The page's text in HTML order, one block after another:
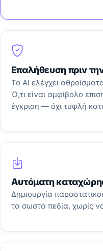
Επαλήθευση πριν
Το AI ελέγχει
Ό,τι είναι αμφίβολο
έγκριση — όχι τυφλή
Αυτόματη
Δημιουργία
τα σωστά πεδία, χωρίς